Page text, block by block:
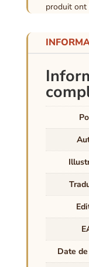
produit ont
Date